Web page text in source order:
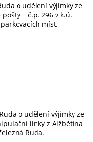
o udělení výjimky ze
– č.p. 296 v k.ú.
míst.
o udělení výjimky ze
linky z Alžbětína
Ruda.